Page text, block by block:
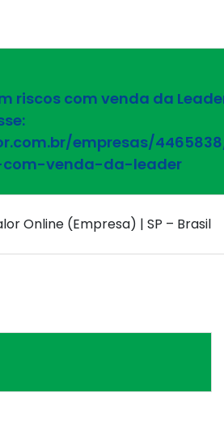
riscos com venda da
empresas/
venda-da-leader
Online (Empresa) | SP – Brasil